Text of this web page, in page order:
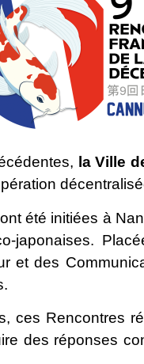
la Ville
été initiées à
japonaises.
et des
ces Rencontres
des réponses